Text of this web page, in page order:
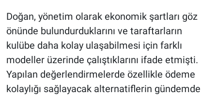
Doğan, yönetim olarak ekonomik şartları göz
önünde bulundurduklarını ve taraftarların
kulübe daha kolay ulaşabilmesi için farklı
modeller üzerinde çalıştıklarını ifade etmişti.
Yapılan değerlendirmelerde özellikle ödeme
kolaylığı sağlayacak alternatiflerin gündemde